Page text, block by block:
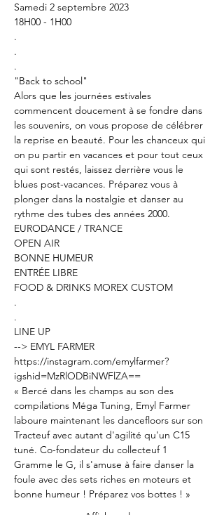
Samedi 2 septembre 2023
18H00 - 1H00
.
.
.
"Back to school"
Alors que les journées estivales
commencent doucement à se fondre dans
les souvenirs, on vous propose de célébrer
la reprise en beauté. Pour les chanceux qui
on pu partir en vacances et pour tout ceux
qui sont restés, laissez derrière vous le
blues post-vacances. Préparez vous à
plonger dans la nostalgie et danser au
rythme des tubes des années 2000.
EURODANCE / TRANCE
OPEN AIR
BONNE HUMEUR
ENTRÉE LIBRE
FOOD & DRINKS MOREX CUSTOM
.
.
LINE UP
https://instagram.com/emylfarmer?
igshid=MzRlODBiNWFlZA==
« Bercé dans les champs au son des
compilations Méga Tuning, Emyl Farmer
laboure maintenant les dancefloors sur son
Tracteuf avec autant d'agilité qu'un C15
tuné. Co-fondateur du collecteuf 1
Gramme le G, il s'amuse à faire danser la
foule avec des sets riches en moteurs et
bonne humeur ! Préparez vos bottes ! »